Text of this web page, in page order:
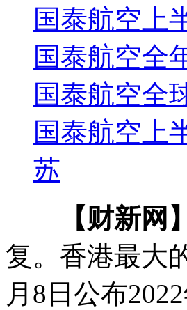
国泰航空上
国泰航空全
国泰航空全
国泰航空上
苏
【财新网】
复。香港最大
月8日公布